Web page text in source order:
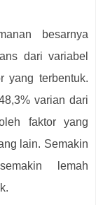
besarnya
dari variabel
yang terbentuk.
varian dari
faktor yang
lain. Semakin
lemah